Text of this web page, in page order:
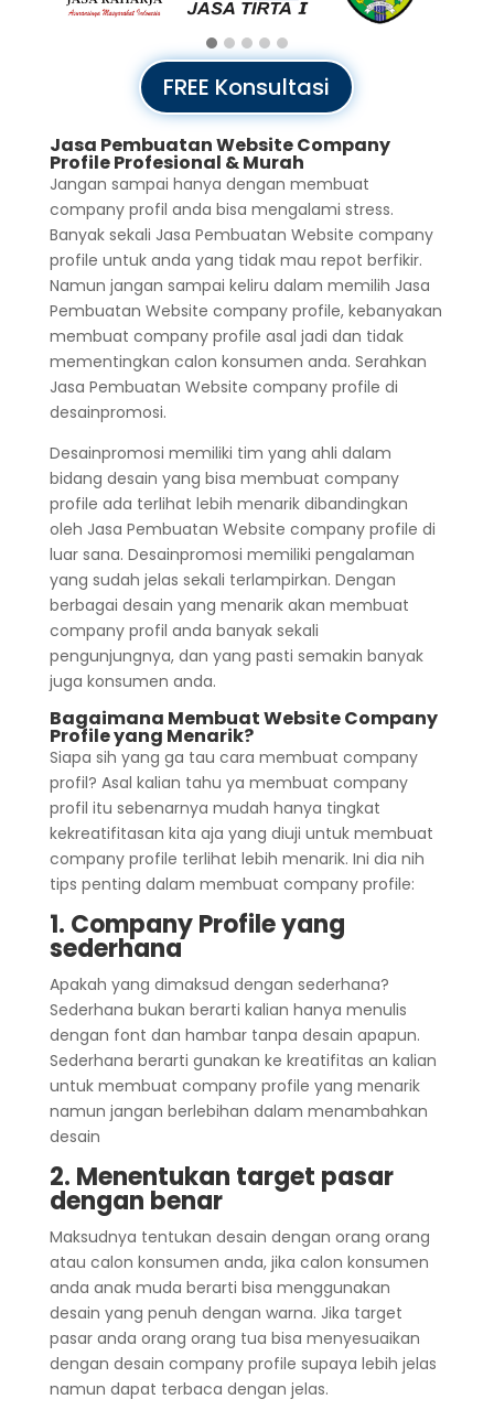
FREE Konsultasi
Jasa Pembuatan Website Company
Profile Profesional & Murah
Jangan sampai hanya dengan membuat
company profil anda bisa mengalami stress.
Banyak sekali Jasa Pembuatan Website company
profile untuk anda yang tidak mau repot berfikir.
Namun jangan sampai keliru dalam memilih Jasa
Pembuatan Website company profile, kebanyakan
membuat company profile asal jadi dan tidak
mementingkan calon konsumen anda. Serahkan
Jasa Pembuatan Website company profile di
desainpromosi.
Desainpromosi memiliki tim yang ahli dalam
bidang desain yang bisa membuat company
profile ada terlihat lebih menarik dibandingkan
oleh Jasa Pembuatan Website company profile di
luar sana. Desainpromosi memiliki pengalaman
yang sudah jelas sekali terlampirkan. Dengan
berbagai desain yang menarik akan membuat
company profil anda banyak sekali
pengunjungnya, dan yang pasti semakin banyak
juga konsumen anda.
Bagaimana Membuat Website Company
Profile yang Menarik?
Siapa sih yang ga tau cara membuat company
profil? Asal kalian tahu ya membuat company
profil itu sebenarnya mudah hanya tingkat
kekreatifitasan kita aja yang diuji untuk membuat
company profile terlihat lebih menarik. Ini dia nih
tips penting dalam membuat company profile:
1. CompanyProfile yang
sederhana
Apakah yang dimaksud dengan sederhana?
Sederhana bukan berarti kalian hanya menulis
dengan font dan hambar tanpa desain apapun.
Sederhana berarti gunakan ke kreatifitas an kalian
untuk membuat company profile yang menarik
namun jangan berlebihan dalam menambahkan
desain
2. Menentukan target pasar
dengan benar
Maksudnya tentukan desain dengan orang orang
atau calon konsumen anda, jika calon konsumen
anda anak muda berarti bisa menggunakan
desain yang penuh dengan warna. Jika target
pasar anda orang orang tua bisa menyesuaikan
dengan desain company profile supaya lebih jelas
namun dapat terbaca dengan jelas.